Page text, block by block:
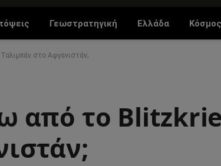
Γεωστρατηγική Ελλάδα Κόσμος
στο Αφγανιστάν;
από το